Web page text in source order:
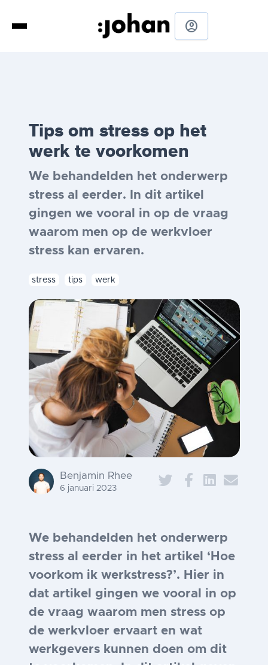
account_circle
Tips om stress op het
werk te voorkomen
We behandelden het onderwerp
stress al eerder. In dit artikel
gingen we vooral in op de vraag
waarom men op de werkvloer
stress kan ervaren.
stress tips werk
Benjamin Rhee
6 januari 2023
We behandelden het onderwerp
stress al eerder in het artikel ‘Hoe
voorkom ik werkstress?’. Hier in
dat artikel gingen we vooral in op
de vraag waarom men stress op
de werkvloer ervaart en wat
werkgevers kunnen doen om dit